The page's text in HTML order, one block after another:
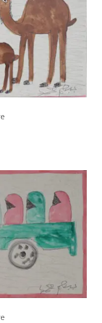
– Sans titre
– Sans titre